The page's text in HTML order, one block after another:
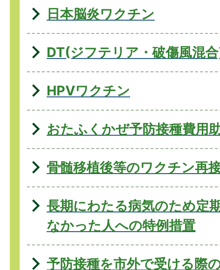
日本脳炎ワクチン
DT(ジフテリア・破傷風混
HPVワクチン
おたふくかぜ予防接種費用
骨髄移植後等のワクチン再
長期にわたる病気のため定
なかった人への特例措置
予防接種を市外で受ける際